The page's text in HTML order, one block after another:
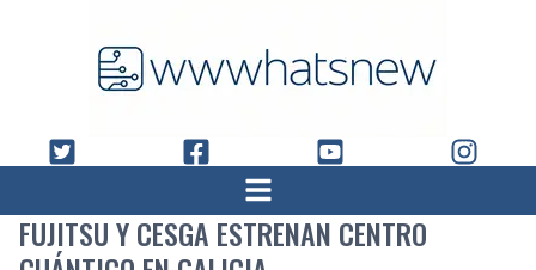
FUJITSU Y CESGA ESTRENAN CENTRO